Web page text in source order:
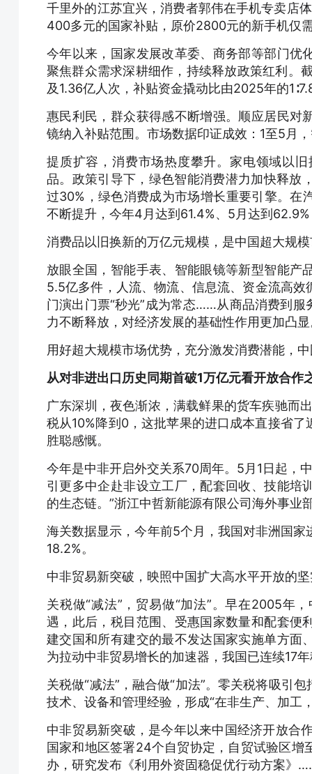
千里外的江苏宜兴，消费者郭伟在手机专卖店
400多元的国家补贴，原价2800元的新手机仅
今年以来，国家发展改革委、商务部等部门优
聚焦群众需求深耕细作，持续释放政策红利。
及1.36亿人次，补贴资金撬动比由2025年的
惠民利民，群众获得感不断增强。顺应居民对
镜纳入补贴范围。市场数据印证成效：1至5月
提质扩容，消费市场热度攀升。家电领域以
品。政策引导下，绿色智能消费潜力加快释放
过30%，绿色消费成为市场增长重要引擎。在
不断提升，今年4月达到61.4%、5月达到
消费品以旧换新的万亿元规模，是中国超大规
放眼全国，智能手表、智能眼镜等新型智能产
5.5亿多件，人流、物流、信息流、资金流高
门演出门票“秒光”成为常态……从商品消费到
力不断释放，对经济发展的基础性作用更加凸
用好超大规模市场优势，充分激发消费潜能，
从对非进出口历史同期首破1万亿元看开放合作
广东深圳，夜色渐浓，满载鲜果的货车疾驰而
税从10%降到0，这批苹果的进口成本直接省
胜聪感慨。
今年是中非开启外交关系70周年。5月1日起，
引更多中企赴非设立工厂，配套回收、技能培
的生态链。”浙江中哲新能源有限公司海外事
海关数据显示，今年前5个月，我国对非洲国
18.2%。
中非贸易新突破，映照中国扩大高水平开放的
关税做“减法”，贸易做“加法”。早在2005年
遇，此后，税目范围、受惠国家数量和配套便
建交国和所有建交的最不发达国家实施单方面
为拉动中非贸易增长的加速器，我国已连续17
关税做“减法”，融合做“加法”。零关税将吸引
技术、设备和管理经验，形成“在非生产、加工
中非贸易新突破，是今年以来中国经济开放合
国家和地区签署24个自贸协定，自贸试验区增
办，研究发布《利用外资固稳促优行动方案》